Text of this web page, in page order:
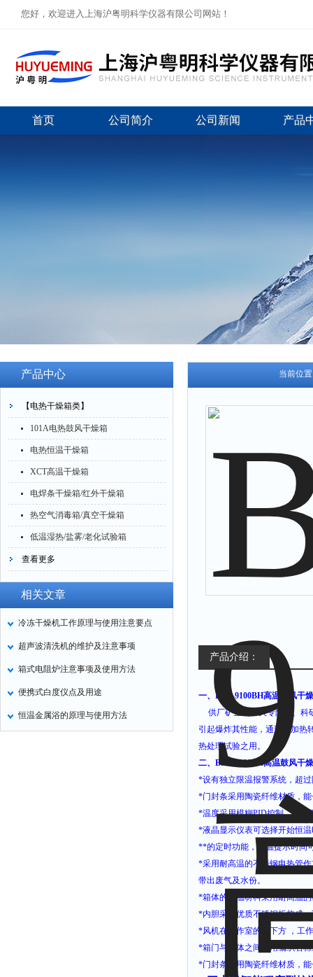
您好，欢迎进入上海沪粤明科学仪器有限公司网站！
首页 公司简介 公司新闻 产品
产品中心
【电热干燥箱类】
101A电热鼓风干燥箱
电热恒温干燥箱
XCT高温干燥箱
电焊条干燥箱/红外干燥箱
热空气消毒箱/真空干燥箱
低温湿热/盐雾/老化试验箱
查看更多
相关文章
冷冻干燥机工作原理与使用注意要点
超声波清洗机的维护及注意事项
箱式电阻炉注意事项及使用方法
便携式白度仪点及用途
恒温金属浴的原理与使用方法
当前位
产品介绍：
一、 BPG-9100BH高温鼓风干
供厂矿企业、大专院校、科
引起爆炸其性能，通过电加热
热处理试验之用。
二、 BPG-9100BH高温鼓风干
*设有独立限温报警系统，超
*门封条采用陶瓷纤维材质，
*温度采用模糊PID控制，具有
*液晶显示仪表可选择开始恒
**的定时功能，恒温提示时间
*采用耐高温的不锈钢电热管
带出废气及水份。
*箱体的保温材料采用耐高温
*内胆采用优质不锈钢板构成
*风机在工作室的侧下方 ，工
*箱门与箱体之间采用编织石
*门封条采用陶瓷纤维材质，